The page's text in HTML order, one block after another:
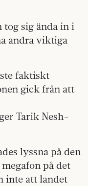
tog sig ända in i
andra viktiga
faktiskt
gick från att
Tarik Nesh-
lyssna på den
på det
inte att landet